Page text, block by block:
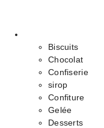
Biscuits
Chocolat
Confiserie
sirop
Confiture
Gelée
Desserts